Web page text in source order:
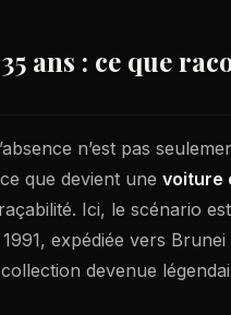
ans : ce que
n’est pas
que devient une voiture
Ici, le scénario
expédiée vers
devenue